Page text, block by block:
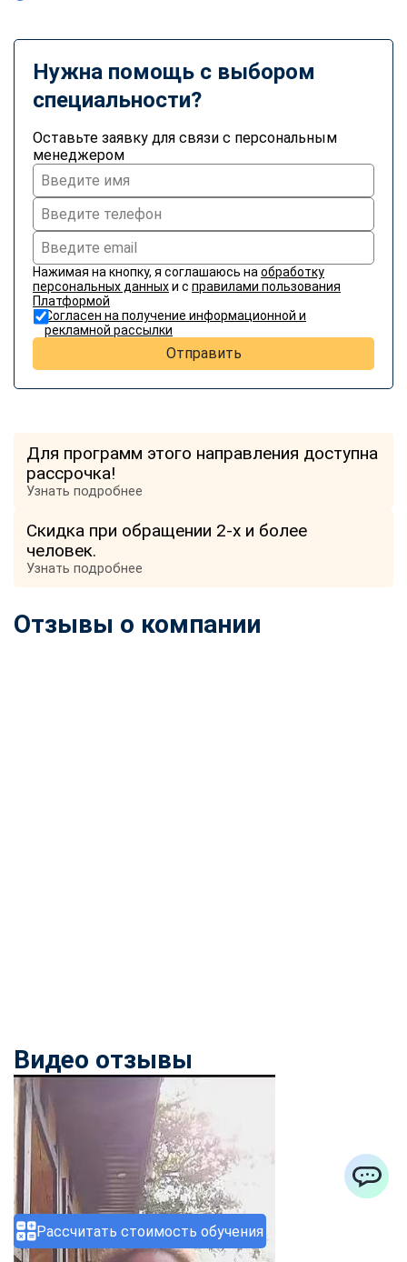
Рассчитать стоимость обучения
Нужна помощь с выбором
специальности?
Оставьте заявку для связи с персональным
менеджером
Нажимая на кнопку, я соглашаюсь на обработку
персональных данныхи с правилами пользования
Платформой
Согласен на получение информационной и
рекламной рассылки
Отправить
Для программ этого направления доступна
рассрочка!
Узнать подробнее
Скидка при обращении 2-х и более
человек.
Узнать подробнее
Отзывы о компании
Видео отзывы
online
Свяжитесь с нами через любой удобный мессенджер!
ChatApp